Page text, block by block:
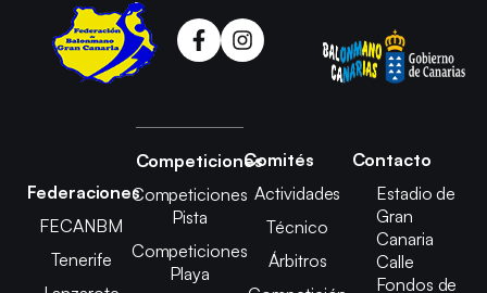
Federaciones
FECANBM
Tenerife
Competiciones
Competiciones
Pista
Competiciones
Playa
Comités
Actividades
Técnico
Árbitros
Contacto
Estadio de
Gran
Canaria
Calle
Fondos de